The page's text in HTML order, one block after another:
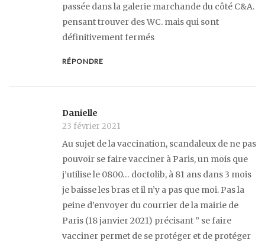
passée dans la galerie marchande du côté C&A.
pensant trouver des WC. mais qui sont
définitivement fermés
RÉPONDRE
Danielle
23 février 2021
Au sujet de la vaccination, scandaleux de ne pas
pouvoir se faire vacciner à Paris, un mois que
j’utilise le 0800… doctolib, à 81 ans dans 3 mois
je baisse les bras et il n’y a pas que moi. Pas la
peine d’envoyer du courrier de la mairie de
Paris (18 janvier 2021) précisant ” se faire
vacciner permet de se protéger et de protéger